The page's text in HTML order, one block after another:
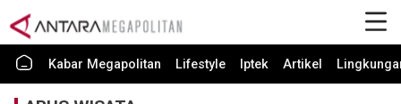
Kabar Megapolitan Lifestyle Iptek Artikel